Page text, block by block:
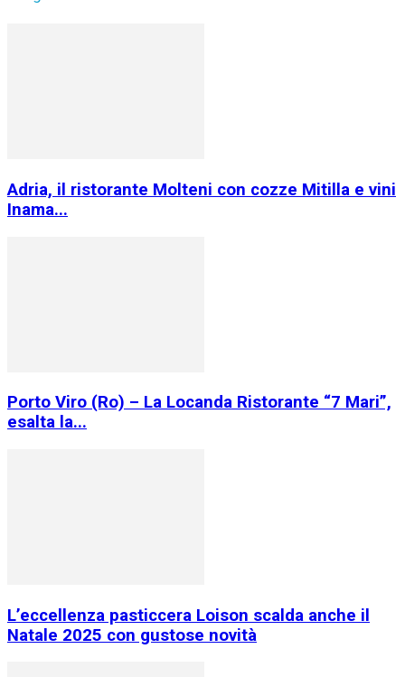
Adria, il ristorante Molteni con cozze Mitilla e vini
Inama...
Porto Viro (Ro) – La Locanda Ristorante “7 Mari”,
esalta la...
L’eccellenza pasticcera Loison scalda anche il
Natale 2025 con gustose novità